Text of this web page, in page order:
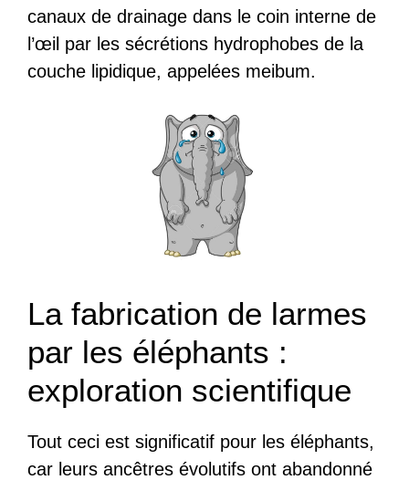
canaux de drainage dans le coin interne de
l’œil par les sécrétions hydrophobes de la
couche lipidique, appelées meibum.
La fabrication de larmes
par les éléphants :
exploration scientifique
Tout ceci est significatif pour les éléphants,
car leurs ancêtres évolutifs ont abandonné